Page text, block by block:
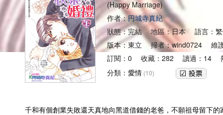
(Happy Marriage)
作者：円城寺真紀
狀態：完結 地區：日本 語言：
版本：東立 掃者：wind0724 維
訂閱：0 收藏：282 讀過：14
分類： 愛情 (10)
千和有個創業失敗還天真地向黑道借錢的老爸，不願祖母留下